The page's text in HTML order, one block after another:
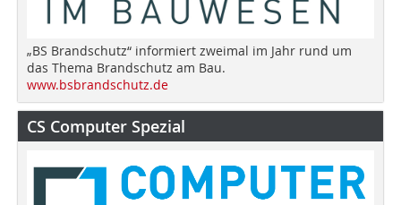
„BS Brandschutz“ informiert zweimal im Jahr rund um
das Thema Brandschutz am Bau.
www.bsbrandschutz.de
CS Computer Spezial